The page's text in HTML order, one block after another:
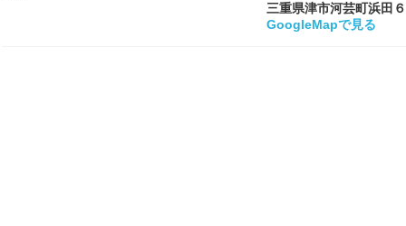
三重県津市河芸町浜田
GoogleMapで見る